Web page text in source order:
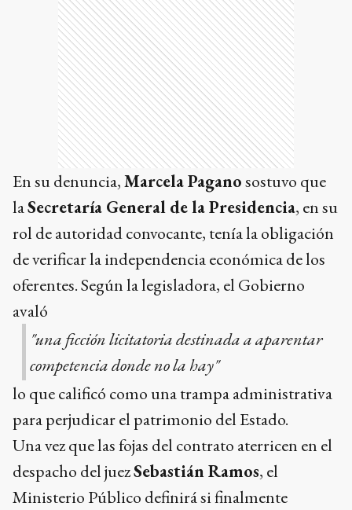
En su denuncia,Marcela Paganosostuvo que
laSecretaría General de la Presidencia, en su
rol de autoridad convocante, tenía la obligación
de verificar la independencia económica de los
oferentes. Según la legisladora, el Gobierno
avaló
"una ficción licitatoria destinada a aparentar
competencia donde no la hay"
lo que calificó como una trampa administrativa
para perjudicar el patrimonio del Estado.
Una vez que las fojas del contrato aterricen en el
despacho del juezSebastián Ramos, el
Ministerio Público definirá si finalmente